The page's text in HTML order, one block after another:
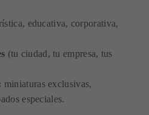
educativa, corporativa,
(tu ciudad, tu empresa, tus
miniaturas exclusivas,
especiales.